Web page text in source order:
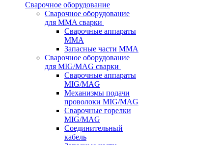
Сварочное оборудование
Сварочное оборудование
для MMA сварки
Сварочные аппараты
MMA
Запасные части MMA
Сварочное оборудование
для MIG/MAG сварки
Сварочные аппараты
MIG/MAG
Механизмы подачи
проволоки MIG/MAG
Сварочные горелки
MIG/MAG
Соединительный
кабель